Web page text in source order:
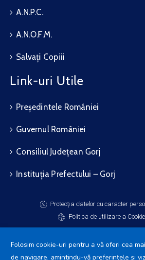
A.N.P.C.
A.N.O.F.M.
Salvați Copiii
Link-uri Utile
Președintele României
Guvernul României
Consiliul Județean Gorj
Instituția Prefectului – Gorj
Protecția datelor cu caracter
Politica de utilizare a
Folosim cookie-uri pentru a vă oferi cea
de navigare, amintindu-vă preferințele și